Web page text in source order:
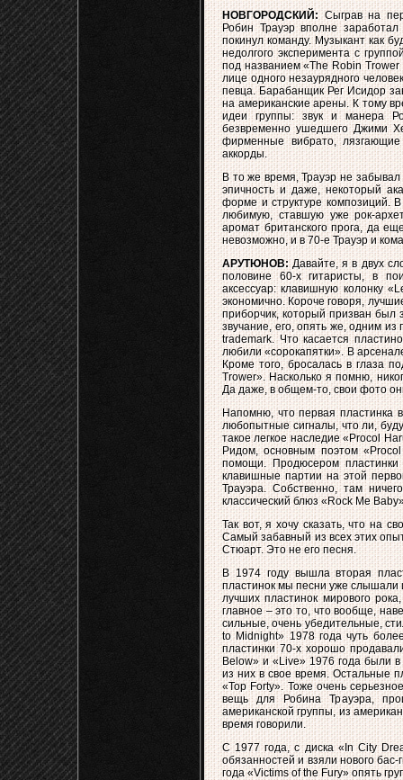
НОВГОРОДСКИЙ: Сыграв на
Робин Трауэр вполне
покинул команду. Музыкант как
недолгого эксперимента с
под названием «The Robin
лице одного незаурядного
певца. Барабанщик Рег Исидор
на американские арены. К тому
идеи группы: звук и манера
безвременно ушедшего Джими
фирменные вибрато,
аккорды.
В то же время, Трауэр не
эпичность и даже, некоторый
форме и структуре композиций.
любимую, ставшую уже рок-
аромат британского прога, да
невозможно, и в 70-е Трауэр и
АРУТЮНОВ:Давайте, я в двух
половине 60-х гитаристы, в
аксессуар: клавишную колонку
экономично. Короче говоря,
приборчик, который призван был
звучание, его, опять же, одним
trademark. Что касается
любили «сорокапятки». В
Кроме того, бросалась в глаза
Trower». Насколько я помню,
Да даже, в общем-то, свои фото
Напомню, что первая пластинка
любопытные сигналы, что ли,
такое легкое наследие «Procol
Ридом, основным поэтом
помощи. Продюсером
клавишные партии на этой
Трауэра. Собственно, там
классический блюз «Rock Me
Так вот, я хочу сказать, что на
Самый забавный из всех этих
Стюарт. Это не его песня.
В 1974 году вышла вторая
пластинок мы песни уже слышали
лучших пластинок мирового
главное – это то, что вообще,
сильные, очень убедительные,
to Midnight» 1978 года чуть
пластинки 70-х хорошо
Below» и «Live» 1976 года были в
из них в свое время. Остальные
«Top Forty». Тоже очень
вещь для Робина Трауэра,
американской группы, из
время говорили.
С 1977 года, с диска «In City
обязанностей и взяли нового
года «Victims of the Fury» опять